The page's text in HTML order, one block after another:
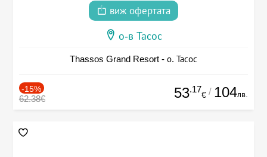
виж офертата
о-в Тасос
Thassos Grand Resort - о. Тасос
-15%
62.38€ 53.17
€ / 104лв.